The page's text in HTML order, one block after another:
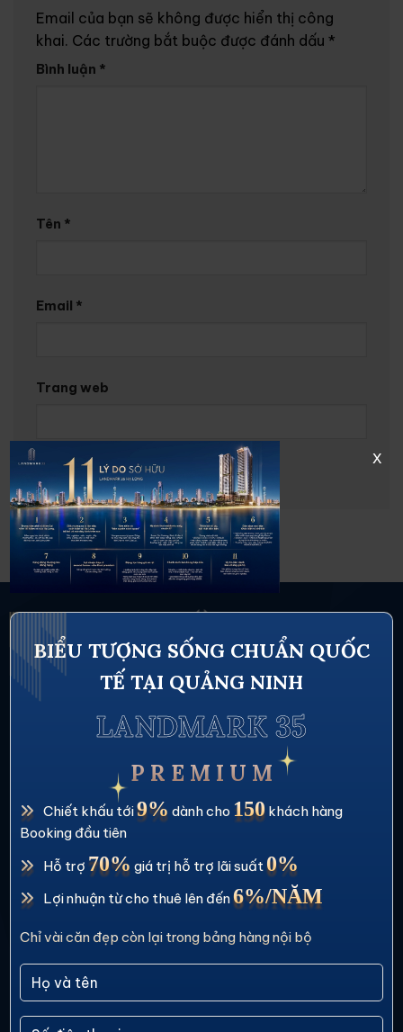
Email của bạn sẽ không được hiển thị công
khai. Các trường bắt buộc được đánh dấu *
Bình luận *
Tên *
Email *
Trang web
Thông tin liên hệ
CÔNG TY CỔ PHẦN THƯƠNG MẠI VÀ DỊCH VỤ
ANEXPER
HOTLINE
0934.266.611
EMAIL
info.anexper@gmail.com
BIỂU TƯỢNG SỐNG CHUẨN QUỐC
TẾ TẠI QUẢNG NINH
LANDMARK 35
P R E M I U M
Chiết khấu tới9% dành cho 150 khách hàng
Booking đầu tiên
Hỗ trợ 70% giá trị hỗ trợ lãi suất 0%
Lợi nhuận từ cho thuê lên đến6%/NĂM
Chỉ vài căn đẹp còn lại trong bảng hàng nội bộ
x